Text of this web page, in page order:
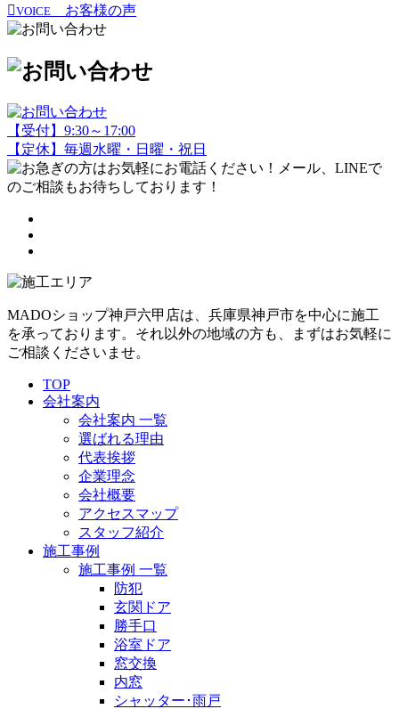
VOICE お客様の声
【受付】9:30～17:00
【定休】毎週水曜・日曜・祝日
MADOショップ神戸六甲店は、兵庫県神戸市を中心に施工
を承っております。それ以外の地域の方も、まずはお気軽に
ご相談くださいませ。
TOP
会社案内
会社案内 一覧
選ばれる理由
代表挨拶
企業理念
会社概要
アクセスマップ
スタッフ紹介
施工事例
施工事例 一覧
防犯
玄関ドア
勝手口
浴室ドア
窓交換
内窓
シャッター･雨戸